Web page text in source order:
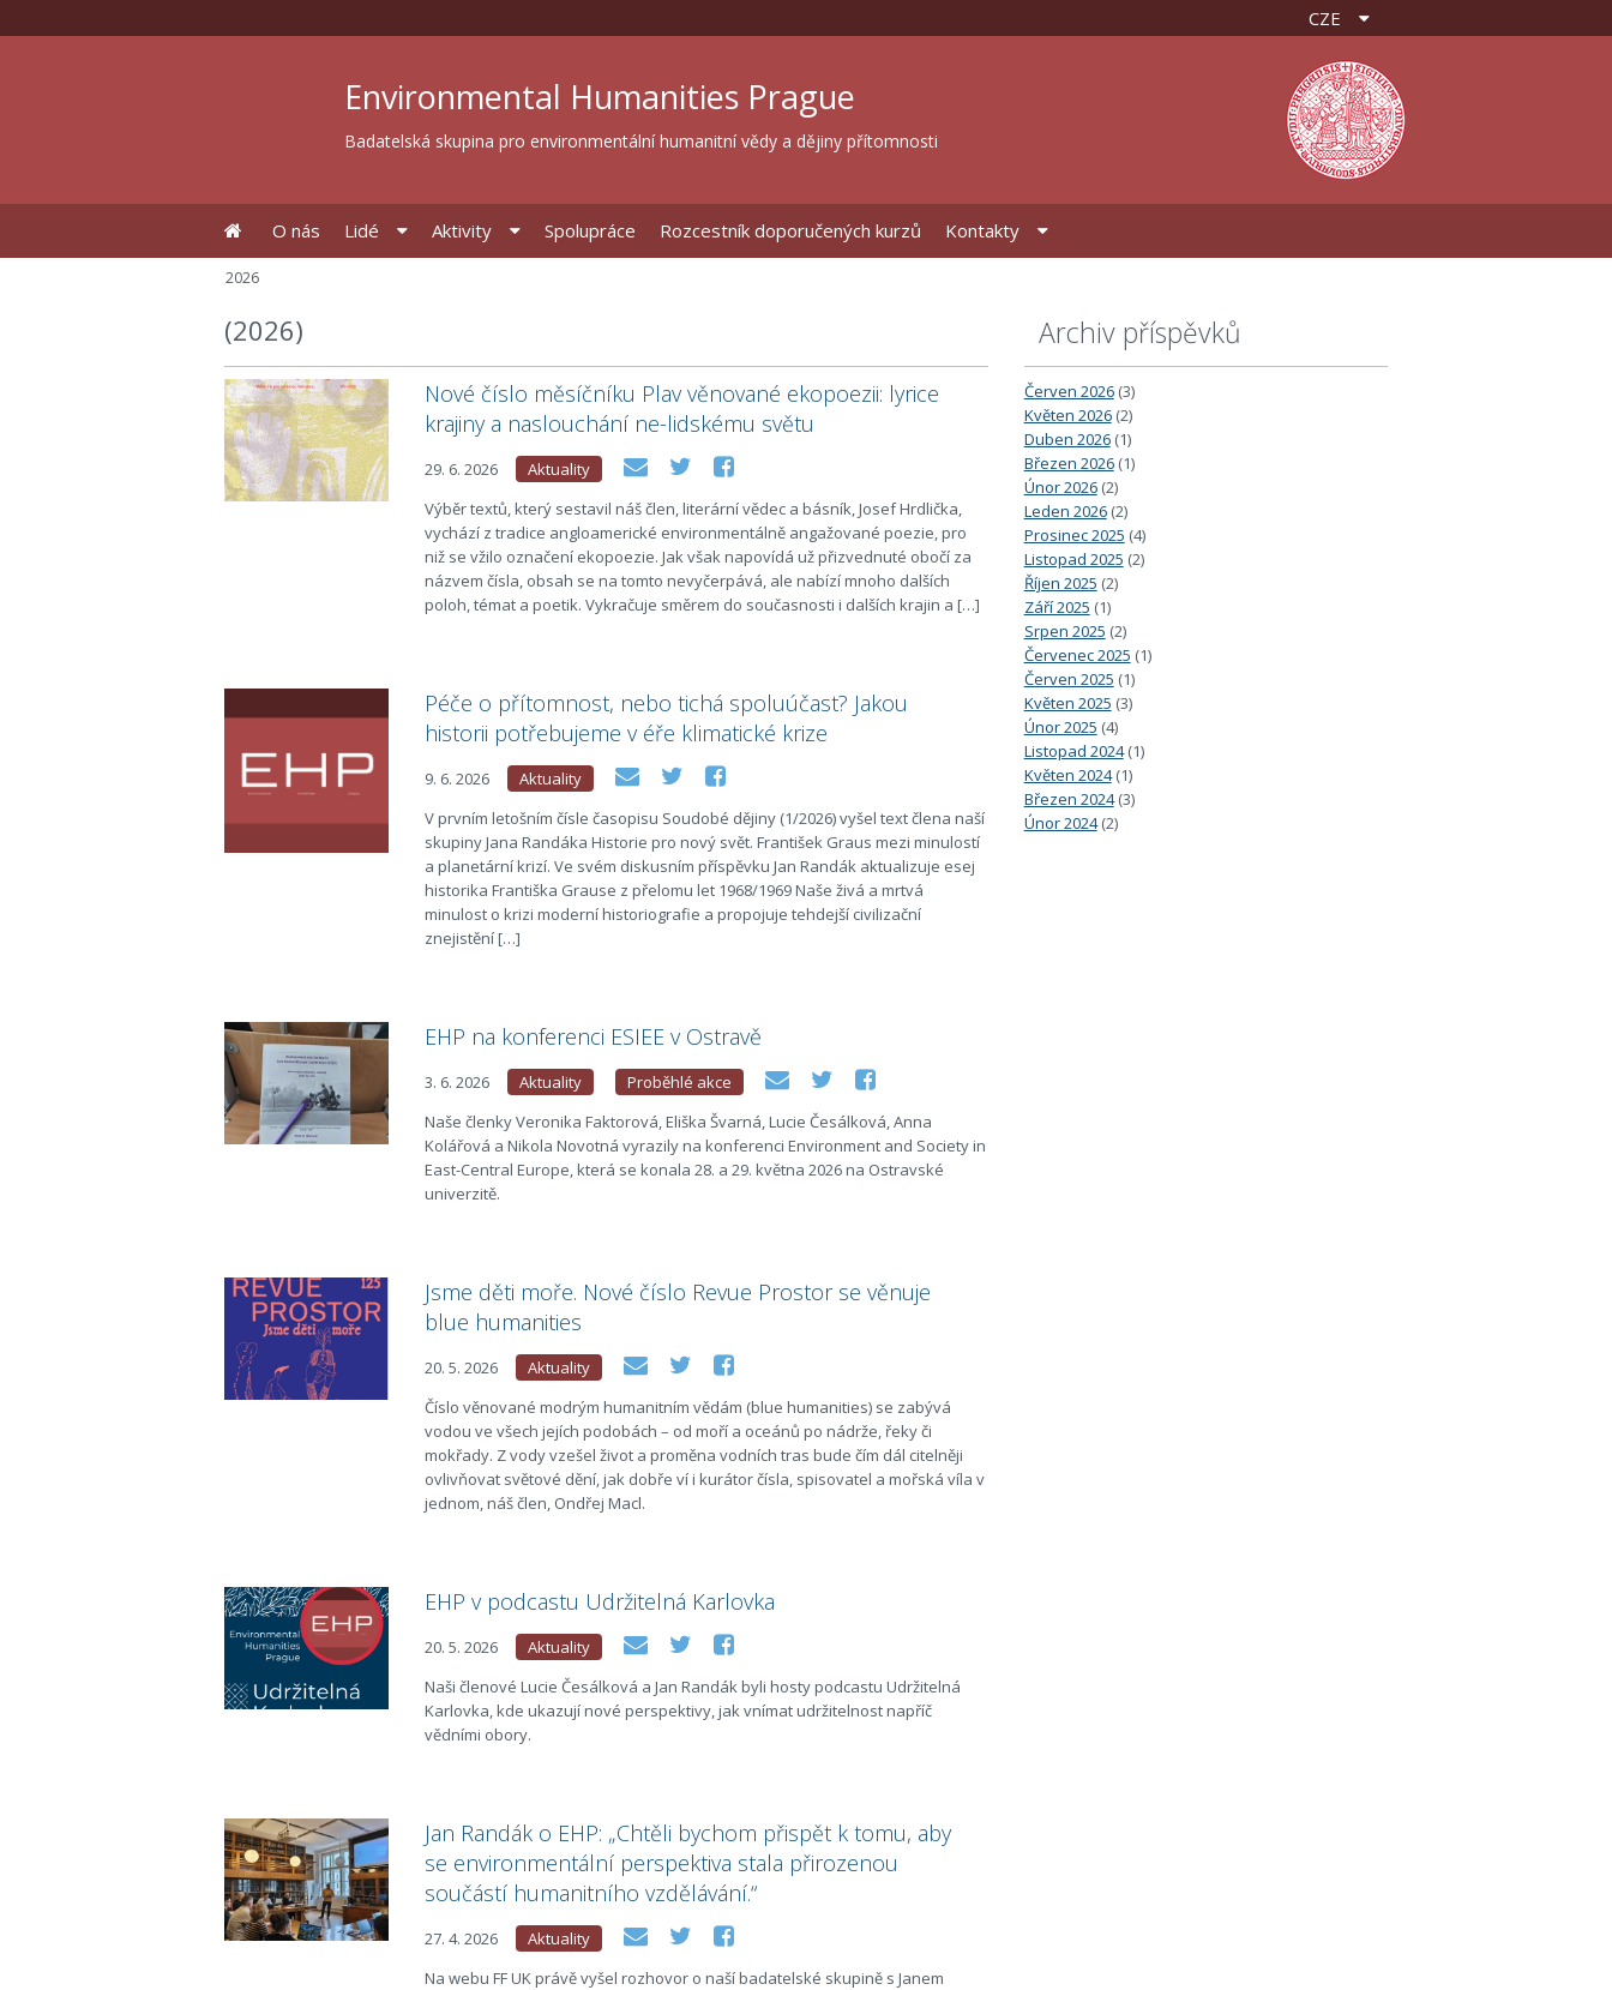
Environmental Humanities Prague
Badatelská skupina pro environmentální humanitní vědy a dějiny přítomnosti
(2026)
Nové číslo měsíčníku Plav věnované ekopoezii: lyrice
krajiny a naslouchání ne-lidskému světu
29. 6. 2026
Aktuality
Výběr textů, který sestavil náš člen, literární vědec a básník, Josef Hrdlička,
vychází z tradice angloamerické environmentálně angažované poezie, pro
niž se vžilo označení ekopoezie. Jak však napovídá už přizvednuté obočí za
názvem čísla, obsah se na tomto nevyčerpává, ale nabízí mnoho dalších
poloh, témat a poetik. Vykračuje směrem do současnosti i dalších krajin a […]
Péče o přítomnost, nebo tichá spoluúčast? Jakou
historii potřebujeme v éře klimatické krize
9. 6. 2026
Aktuality
V prvním letošním čísle časopisu Soudobé dějiny (1/2026) vyšel text člena naší
skupiny Jana Randáka Historie pro nový svět. František Graus mezi minulostí
a planetární krizí. Ve svém diskusním příspěvku Jan Randák aktualizuje esej
historika Františka Grause z přelomu let 1968/1969 Naše živá a mrtvá
minulost o krizi moderní historiografie a propojuje tehdejší civilizační
znejistění […]
EHP na konferenci ESIEE v Ostravě
3. 6. 2026 Aktuality
Proběhlé akce
Naše členky Veronika Faktorová, Eliška Švarná, Lucie Česálková, Anna
Kolářová a Nikola Novotná vyrazily na konferenci Environment and Society in
East-Central Europe, která se konala 28. a 29. května 2026 na Ostravské
univerzitě.
Jsme děti moře. Nové číslo Revue Prostor se věnuje
blue humanities
20. 5. 2026
Aktuality
Číslo věnované modrým humanitním vědám (blue humanities) se zabývá
vodou ve všech jejích podobách – od moří a oceánů po nádrže, řeky či
mokřady. Z vody vzešel život a proměna vodních tras bude čím dál citelněji
ovlivňovat světové dění, jak dobře ví i kurátor čísla, spisovatel a mořská víla v
jednom, náš člen, Ondřej Macl.
EHP v podcastu Udržitelná Karlovka
20. 5. 2026
Aktuality
Naši členové Lucie Česálková a Jan Randák byli hosty podcastu Udržitelná
Karlovka, kde ukazují nové perspektivy, jak vnímat udržitelnost napříč
vědními obory.
Jan Randák o EHP: „Chtěli bychom přispět k tomu, aby
se environmentální perspektiva stala přirozenou
součástí humanitního vzdělávání.“
27. 4. 2026
Aktuality
Na webu FF UK právě vyšel rozhovor o naší badatelské skupině s Janem
Archiv příspěvků
Červen 2026(3)
Květen 2026(2)
Duben 2026(1)
Březen 2026(1)
Únor 2026(2)
Leden 2026(2)
Prosinec 2025 (4)
Listopad 2025 (2)
Říjen 2025 (2)
Září 2025 (1)
Srpen 2025 (2)
Červenec 2025 (1)
Červen 2025 (1)
Květen 2025 (3)
Únor 2025 (4)
Listopad 2024(1)
Květen 2024(1)
Březen 2024(3)
Únor 2024(2)
2026
O nás Lidé Aktivity Spolupráce Rozcestník doporučených kurzů Kontakty
CZE